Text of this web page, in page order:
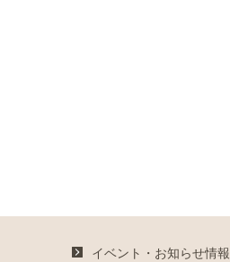
イベント・お知らせ情報